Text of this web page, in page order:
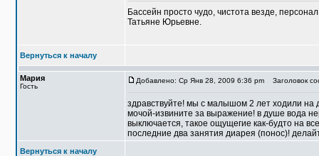
Бассейн просто чудо, чистота везде,
Татьяне Юрьевне.
Вернуться к началу
Мария
Гость
Добавлено: Ср Янв 28, 2009 6:36 pm Заголовок
здравствуйте! мы с малышом 2 лет ходили на
мочой-извините за выражение! в душе вода
выключается, такое ощущегие как-будто на
последние два занятия диарея (понос)!
Вернуться к началу